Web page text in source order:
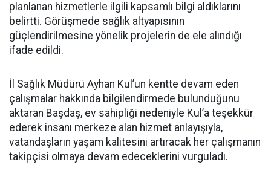
planlanan hizmetlerle ilgili kapsamlı bilgi aldıklarını
belirtti. Görüşmede sağlık altyapısının
güçlendirilmesine yönelik projelerin de ele alındığı
ifade edildi.
İl Sağlık Müdürü Ayhan Kul’un kentte devam eden
çalışmalar hakkında bilgilendirmede bulunduğunu
aktaran Başdaş, ev sahipliği nedeniyle Kul’a teşekkür
ederek insanı merkeze alan hizmet anlayışıyla,
vatandaşların yaşam kalitesini artıracak her çalışmanın
takipçisi olmaya devam edeceklerini vurguladı.